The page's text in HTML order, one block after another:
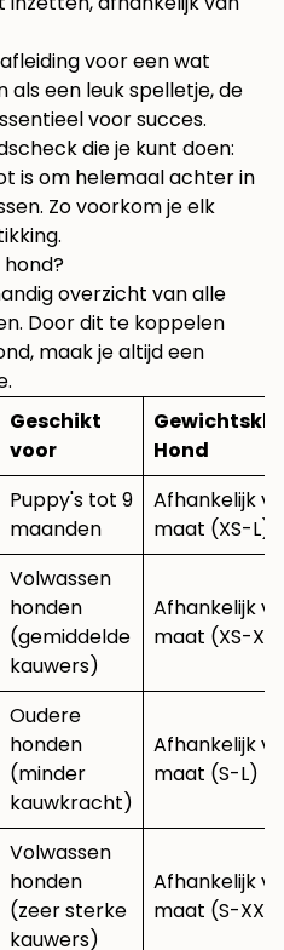
voor een wat
als een leuk spelletje, de
voor succes.
die je kunt doen:
is om helemaal achter in
Zo voorkom je elk
hond?
overzicht van alle
Door dit te koppelen
maak je altijd een
Geschikt
voor
Hond
Puppy's tot 9
maanden
Afhankelijk
maat (XS-L)
Volwassen
honden
(gemiddelde
kauwers)
Afhankelijk
maat (XS-
Oudere
honden
(minder
kauwkracht)
Afhankelijk
maat (S-L)
Volwassen
honden
(zeer sterke
kauwers)
Afhankelijk
maat (S-XXL)